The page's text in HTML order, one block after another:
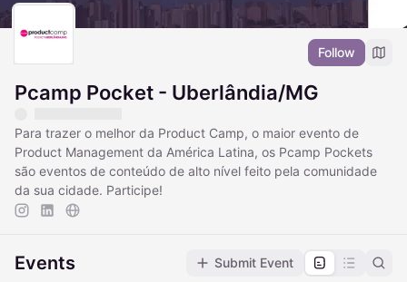
Follow
Pcamp Pocket - Uberlândia/MG
Para trazer o melhor da Product Camp, o maior evento de
Product Management da América Latina, os Pcamp Pockets
são eventos de conteúdo de alto nível feito pela comunidade
da sua cidade. Participe!
Events Submit Event